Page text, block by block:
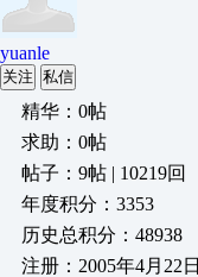
yuanle
关注 私信
精华：0帖
求助：0帖
帖子：9帖 | 10219回
年度积分：3353
历史总积分：48938
注册：2005年4月22日